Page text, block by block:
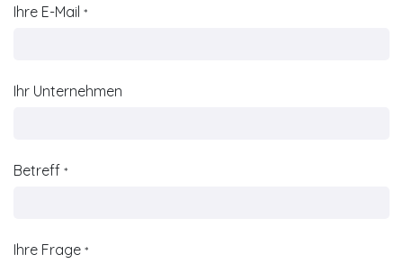
Ihre E-Mail *
Ihr Unternehmen
Betreff *
Ihre Frage *